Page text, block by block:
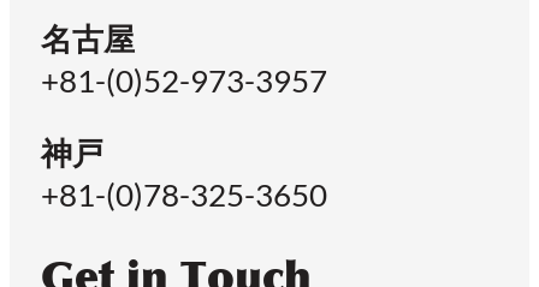
名古屋
+81-(0)52-973-3957
神戸
+81-(0)78-325-3650
Get in Touch